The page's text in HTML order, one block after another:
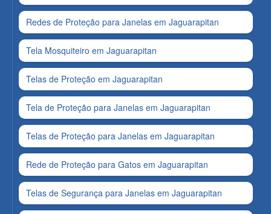
Redes de Proteção para Janelas em Jaguarapitan
Tela Mosquiteiro em Jaguarapitan
Telas de Proteção em Jaguarapitan
Tela de Proteção para Janelas em Jaguarapitan
Telas de Proteção para Janelas em Jaguarapitan
Rede de Proteção para Gatos em Jaguarapitan
Telas de Segurança para Janelas em Jaguarapitan